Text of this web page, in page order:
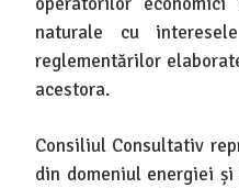
naturale cu
reglementărilor
acestora.
Consiliul Consultativ
din domeniul energiei